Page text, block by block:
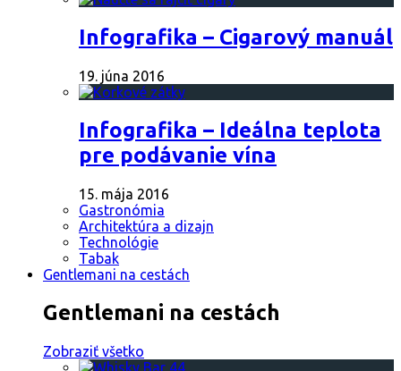
Infografika – Cigarový manuál
19. júna 2016
Infografika – Ideálna teplota
pre podávanie vína
15. mája 2016
Gastronómia
Architektúra a dizajn
Technológie
Tabak
Gentlemani na cestách
Gentlemani na cestách
Zobraziť všetko